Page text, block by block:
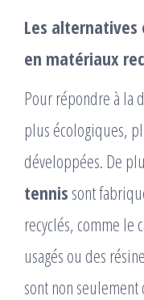
Les alternatives
en matériaux
Pour répondre à la
plus écologiques,
développées. De
tennis sont
recyclés, comme le
usagés ou des
sont non